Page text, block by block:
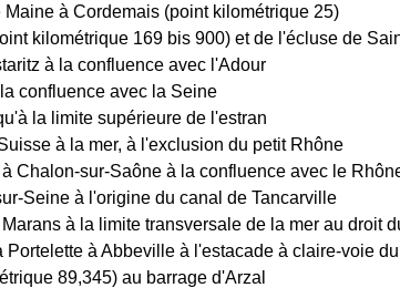
à Cordemais (point kilométrique 25)
kilométrique 169 bis 900) et de l'écluse de
à la confluence avec l'Adour
confluence avec la Seine
la limite supérieure de l'estran
à la mer, à l'exclusion du petit Rhône
Chalon-sur-Saône à la confluence avec le
Seine à l'origine du canal de Tancarville
à la limite transversale de la mer au droit
Portelette à Abbeville à l'estacade à claire-voie
89,345) au barrage d'Arzal